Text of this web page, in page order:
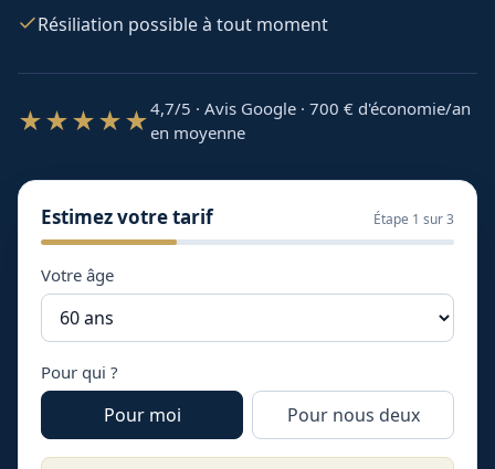
Résiliation possible à tout moment
★★★★★4,7/5 · Avis Google · 700 € d'économie/an
en moyenne
Estimez votre tarif Étape 1 sur 3
Votre âge
Pour qui ?
Pour moi Pour nous deux